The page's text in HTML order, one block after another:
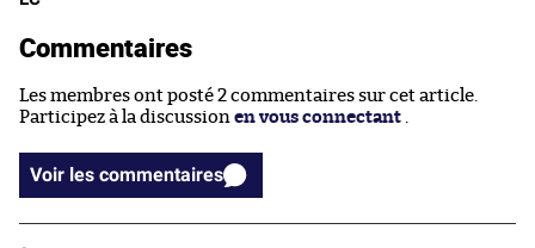
Commentaires
Les membres ont posté 2 commentaires sur cet article.
Participez à la discussion en vous connectant
Voir les commentaires